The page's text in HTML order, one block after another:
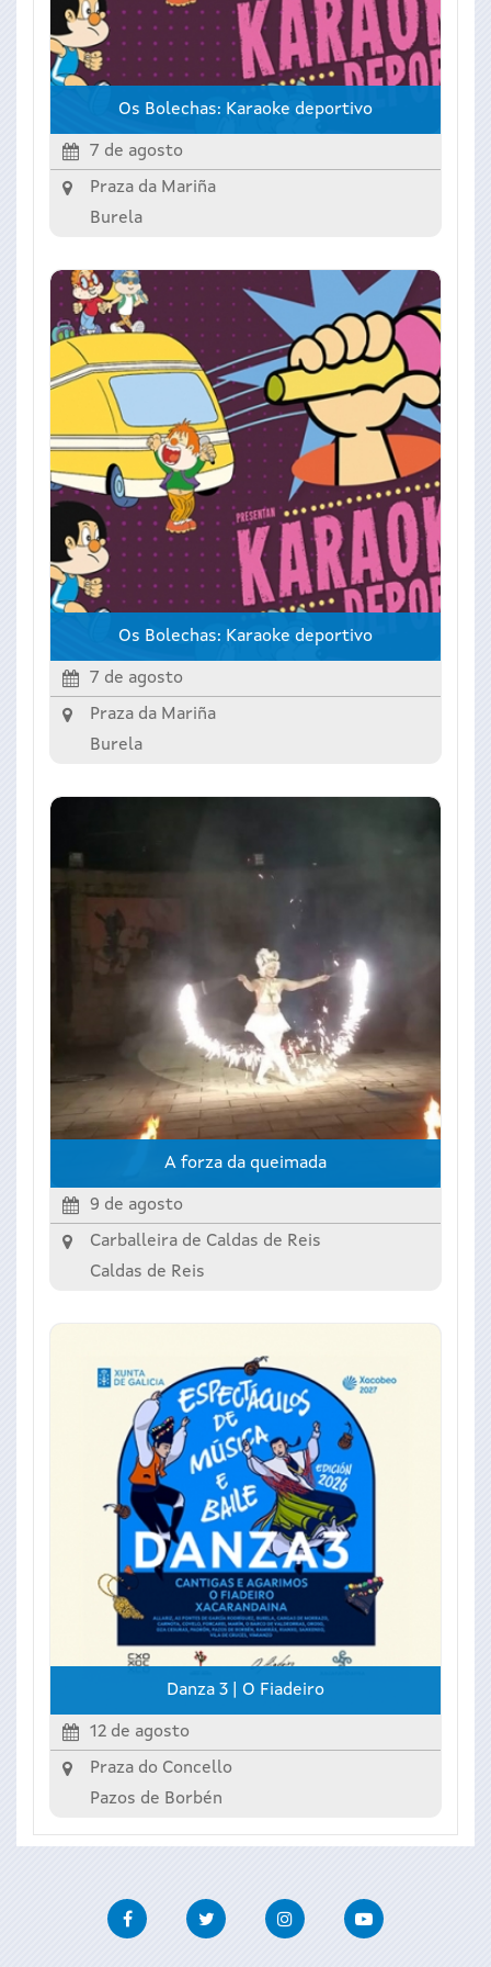
Os Bolechas: Karaoke deportivo
7 de agosto
Praza da Mariña
Burela
Os Bolechas: Karaoke deportivo
7 de agosto
Praza da Mariña
Burela
A forza da queimada
9 de agosto
Carballeira de Caldas de Reis
Caldas de Reis
Danza 3 | O Fiadeiro
12 de agosto
Praza do Concello
Pazos de Borbén
FacebookTwitter InstagramYoutube